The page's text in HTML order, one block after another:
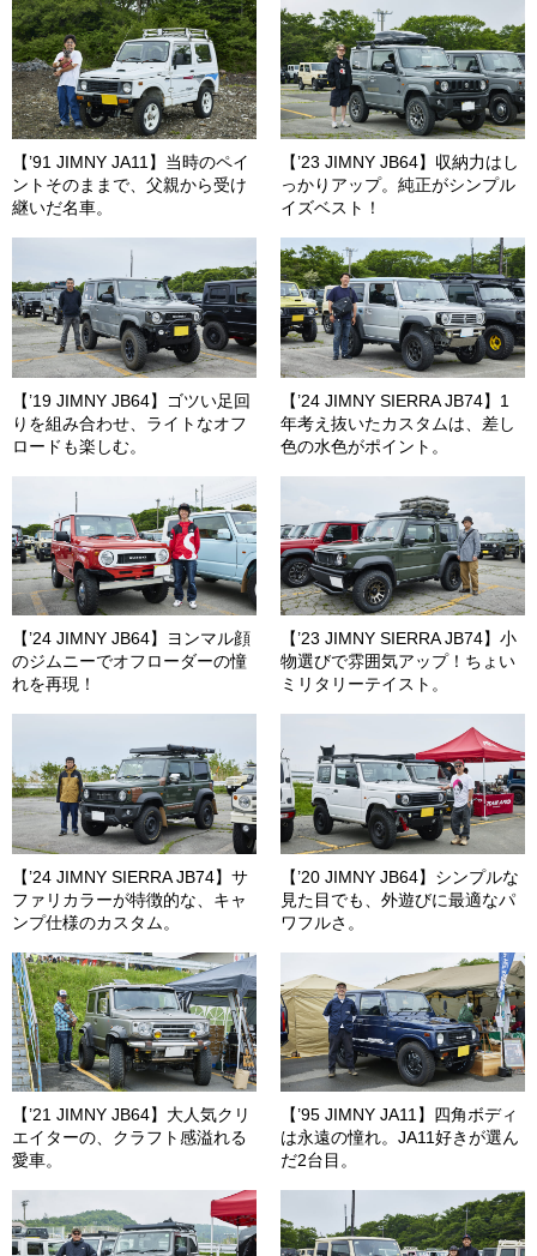
【’91 JIMNY JA11】当時のペイ
ントそのままで、父親から受け
継いだ名車。
【’23 JIMNY JB64】収納力はし
っかりアップ。純正がシンプル
イズベスト！
【’19 JIMNY JB64】ゴツい足回
りを組み合わせ、ライトなオフ
ロードも楽しむ。
【’24 JIMNY SIERRA JB74】1
年考え抜いたカスタムは、差し
色の水色がポイント。
【’24 JIMNY JB64】ヨンマル顔
のジムニーでオフローダーの憧
れを再現！
【’23 JIMNY SIERRA JB74】小
物選びで雰囲気アップ！ちょい
ミリタリーテイスト。
【’24 JIMNY SIERRA JB74】サ
ファリカラーが特徴的な、キャ
ンプ仕様のカスタム。
【’20 JIMNY JB64】シンプルな
見た目でも、外遊びに最適なパ
ワフルさ。
【’21 JIMNY JB64】大人気クリ
エイターの、クラフト感溢れる
愛車。
【’95 JIMNY JA11】四角ボディ
は永遠の憧れ。JA11好きが選ん
だ2台目。